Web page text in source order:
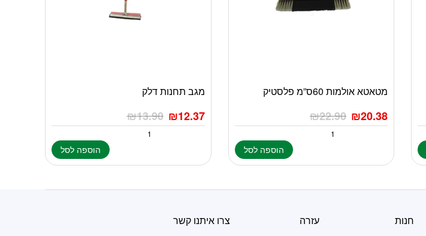
מטאטא אולמות 60ס”מ פלסטיק
₪22.90 ₪20.38
הוספה לסל
מגב תחנות דלק
₪13.90 ₪12.37
הוספה לסל
חנות עזרה צרו איתנו קשר